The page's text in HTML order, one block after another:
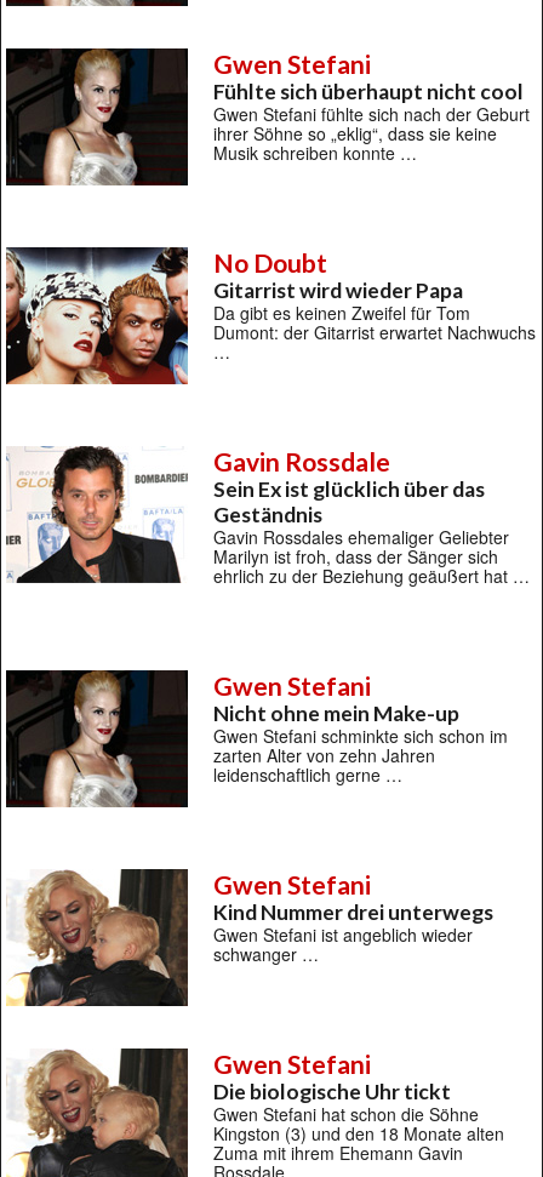
Gwen Stefani
Fühlte sich überhaupt nicht cool
Gwen Stefani fühlte sich nach der Geburt
ihrer Söhne so „eklig“, dass sie keine
Musik schreiben konnte …
No Doubt
Gitarrist wird wieder Papa
Da gibt es keinen Zweifel für Tom
Dumont: der Gitarrist erwartet Nachwuchs
…
Gavin Rossdale
Sein Ex ist glücklich über das
Geständnis
Gavin Rossdales ehemaliger Geliebter
Marilyn ist froh, dass der Sänger sich
ehrlich zu der Beziehung geäußert hat …
Gwen Stefani
Nicht ohne mein Make-up
Gwen Stefani schminkte sich schon im
zarten Alter von zehn Jahren
leidenschaftlich gerne …
Gwen Stefani
Kind Nummer drei unterwegs
Gwen Stefani ist angeblich wieder
schwanger …
Gwen Stefani
Die biologische Uhr tickt
Gwen Stefani hat schon die Söhne
Kingston (3) und den 18 Monate alten
Zuma mit ihrem Ehemann Gavin
Rossdale …